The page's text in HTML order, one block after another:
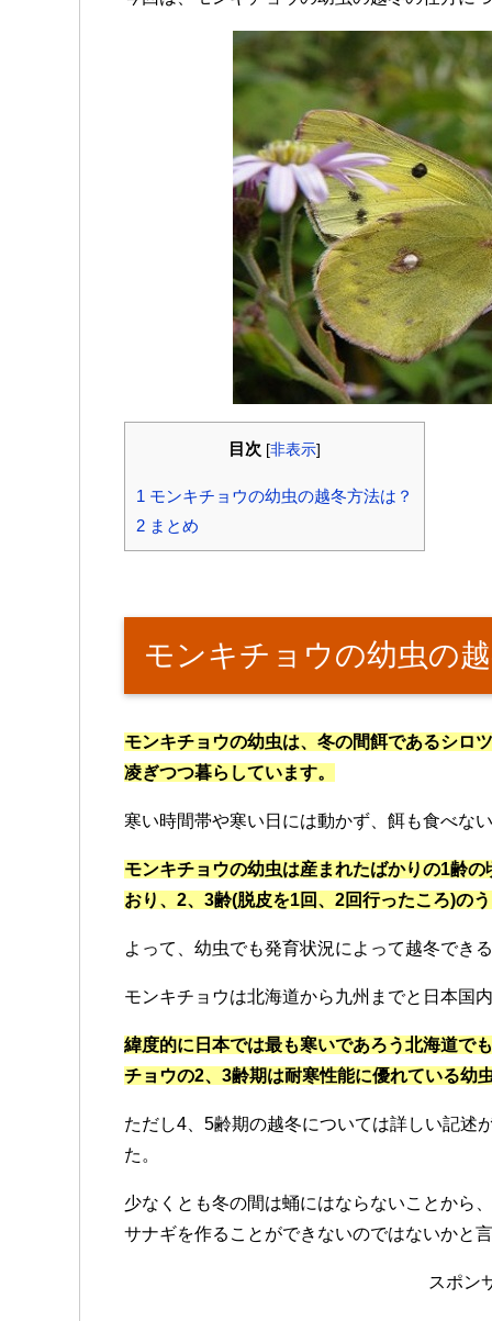
目次 [非表示]
1 モンキチョウの幼虫の越冬方法は？
2 まとめ
モンキチョウの幼虫の
モンキチョウの幼虫は、冬の間餌であるシロ
凌ぎつつ暮らしています。
寒い時間帯や寒い日には動かず、餌も食べな
モンキチョウの幼虫は産まれたばかりの1齢
おり、2、3齢(脱皮を1回、2回行ったころ)の
よって、幼虫でも発育状況によって越冬でき
モンキチョウは北海道から九州までと日本国
緯度的に日本では最も寒いであろう北海道で
チョウの2、3齢期は耐寒性能に優れている幼
ただし4、5齢期の越冬については詳しい記述
た。
少なくとも冬の間は蛹にはならないことから
サナギを作ることができないのではないかと
スポン